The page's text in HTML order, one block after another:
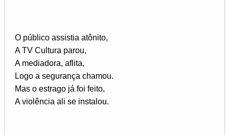
O público assistia atônito,
A TV Cultura parou,
A mediadora, aflita,
Logo a segurança chamou.
Mas o estrago já foi feito,
A violência ali se instalou.